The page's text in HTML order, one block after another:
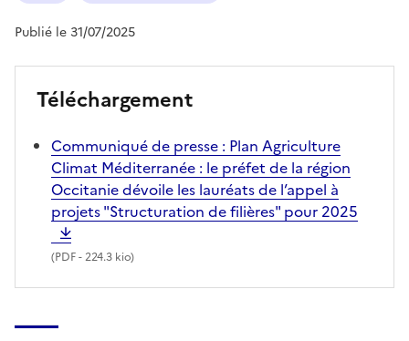
Publié le 31/07/2025
Téléchargement
Communiqué de presse : Plan Agriculture
Climat Méditerranée : le préfet de la région
Occitanie dévoile les lauréats de l’appel à
projets "Structuration de filières" pour 2025
(PDF- 224.3 kio)